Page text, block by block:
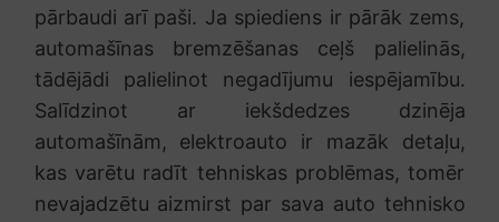
pārbaudi arī paši. Ja spiediens ir pārāk zems,
automašīnas bremzēšanas ceļš palielinās,
tādējādi palielinot negadījumu iespējamību.
Salīdzinot ar iekšdedzes dzinēja
automašīnām, elektroauto ir mazāk detaļu,
kas varētu radīt tehniskas problēmas, tomēr
nevajadzētu aizmirst par sava auto tehnisko